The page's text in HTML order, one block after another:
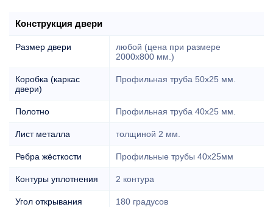
Конструкция двери
Размер двери
любой (цена при размере
2000x800 мм.)
Коробка (каркас
двери)
Профильная труба 50х25 мм.
Полотно Профильная труба 40х25 мм.
Лист металла толщиной 2 мм.
Ребра жёсткости Профильные трубы 40х25мм
Контуры уплотнения 2 контура
Угол открывания
180 градусов